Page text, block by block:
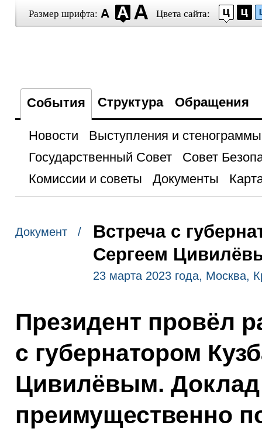
Размер шрифта: Цвета сайта:
События Структура Обращения
Новости
Выступления и стенограммы
Государственный Совет
Совет
Комиссии и советы
Документы
Документ /
Встреча с
Сергеем
23 марта 2023 года, Москва,
Президент провёл
с губернатором
Цивилёвым. Доклад
преимущественно